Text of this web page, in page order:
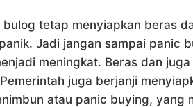
bulog tetap menyiapkan beras
Jadi jangan sampai panic
meningkat. Beras dan
juga berjanji
atau panic buying, yang